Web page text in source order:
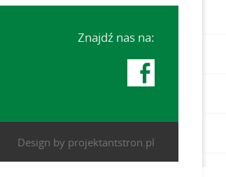
Znajdź nas na:

Design by projektantstron.pl